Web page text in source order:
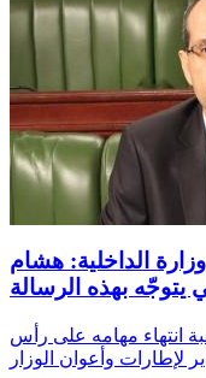
الداخلية: هشام
يتوجّه بهذه الرسالة
انتهاء مهامه على رأس